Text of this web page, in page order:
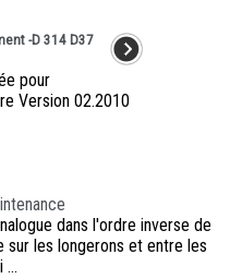
-D 314 D37
pour
Version 02.2010
dans l'ordre inverse de
les longerons et entre les